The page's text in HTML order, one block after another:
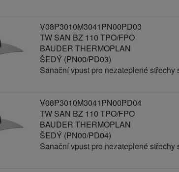
V08P3010M3041PN00PD03
TW SAN BZ 110 TPO/FPO
BAUDER THERMOPLAN
ŠEDÝ (PN00/PD03)
Sanační vpust pro nezateplené
V08P3010M3041PN00PD04
TW SAN BZ 110 TPO/FPO
BAUDER THERMOPLAN
ŠEDÝ (PN00/PD04)
Sanační vpust pro nezateplené